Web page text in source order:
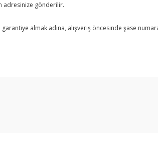
adresinize gönderilir.
almak adına, alışveriş öncesinde şase